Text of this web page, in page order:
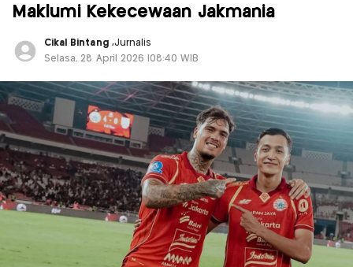
Maklumi Kekecewaan Jakmania
Cikal Bintang ,Jurnalis
Selasa, 28 April 2026 |08:40 WIB